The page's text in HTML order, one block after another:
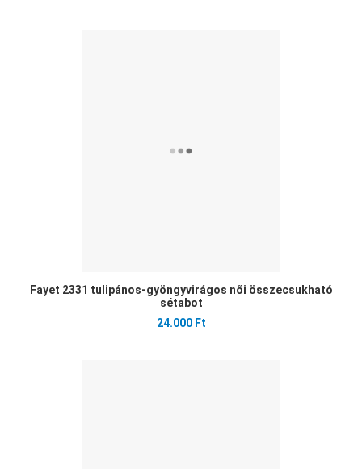
Fayet 2331 tulipános-gyöngyvirágos női összecsukható
sétabot
24.000 Ft